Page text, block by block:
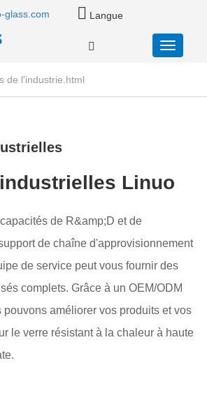
glass.com Langue
de l'industrie.html
Linuo
de R&amp;D et de
de chaîne d'approvisionnement
de service peut vous fournir des
complets. Grâce à un OEM/ODM
pouvons améliorer vos produits et vos
le verre résistant à la chaleur à haute